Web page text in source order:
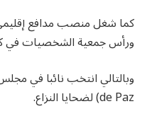
كما شغل منصب مدافع
ورأس جمعية الشخصيات في
de Paz) لضحايا النزاع.